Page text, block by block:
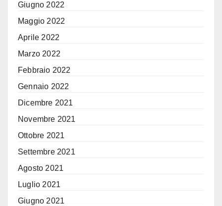
Giugno 2022
Maggio 2022
Aprile 2022
Marzo 2022
Febbraio 2022
Gennaio 2022
Dicembre 2021
Novembre 2021
Ottobre 2021
Settembre 2021
Agosto 2021
Luglio 2021
Giugno 2021